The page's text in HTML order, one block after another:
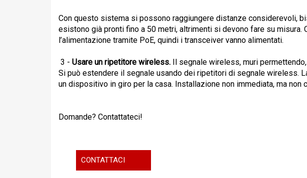
Con questo sistema si possono raggiungere distanze considerevoli,
esistono già pronti fino a 50 metri, altrimenti si devono fare su
l’alimentazione tramite PoE, quindi i transceiver vanno alimentati.
3 - Usare un ripetitore wireless. Il segnale wireless, muri
Si può estendere il segnale usando dei ripetitori di segnale wireless.
un dispositivo in giro per la casa. Installazione non immediata, ma non
Domande? Contattateci!
CONTATTACI